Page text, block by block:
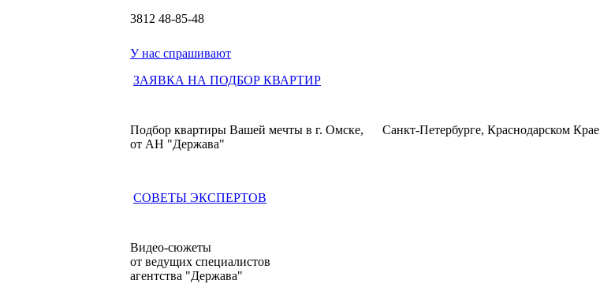
3812 48-85-48
У нас спрашивают
ЗАЯВКА НА ПОДБОР КВАРТИР
Подбор квартиры Вашей мечты в г. Омске, Санкт-Петербурге, Краснодарском Крае
от АН "Держава"
СОВЕТЫ ЭКСПЕРТОВ
Видео-сюжеты
от ведущих специалистов
агентства "Держава"